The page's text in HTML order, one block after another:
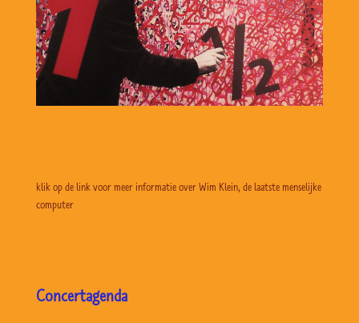
klik op de link voor meer informatie over Wim Klein, de laatste menselijke
computer
Concertagenda